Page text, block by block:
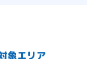
象エリア